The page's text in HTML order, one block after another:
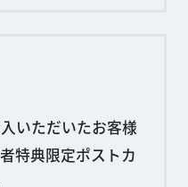
いただいたお客様
特典限定ポストカ